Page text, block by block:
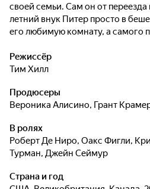
своей семьи. Сам он от переезда
летний внук Питер просто в
его любимую комнату, а самого
несправедливостью и не думая о
объявляет дедуле войну. Но
солдат готов нести потери.
Режиссёр
Тим Хилл
Продюсеры
Вероника Алисино, Грант
В ролях
Роберт Де Ниро, Оакс Фигли,
Турман, Джейн Сеймур
Страна и год